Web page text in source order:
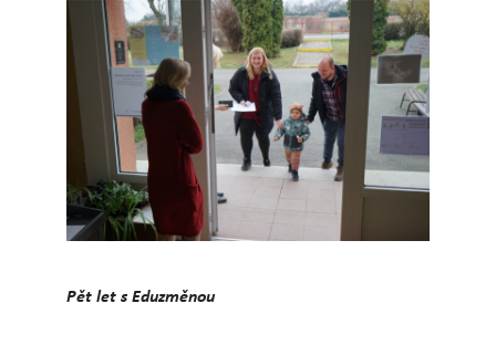
Pět let s Eduzměnou